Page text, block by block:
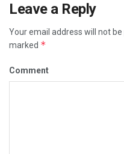
Leave a Reply
Your email address will not be
marked *
Comment